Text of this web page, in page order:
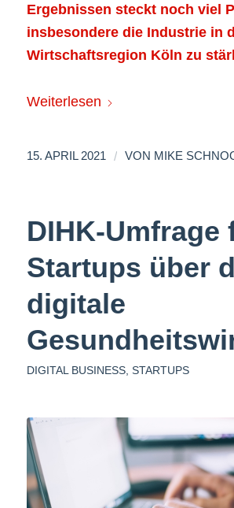
Ergebnissen steckt noch viel
insbesondere die Industrie in
Wirtschaftsregion Köln zu
Weiterlesen
15. APRIL 2021 / VON MIKE
DIHK-Umfrage
Startups über
digitale
DIGITAL BUSINESS, STARTUPS